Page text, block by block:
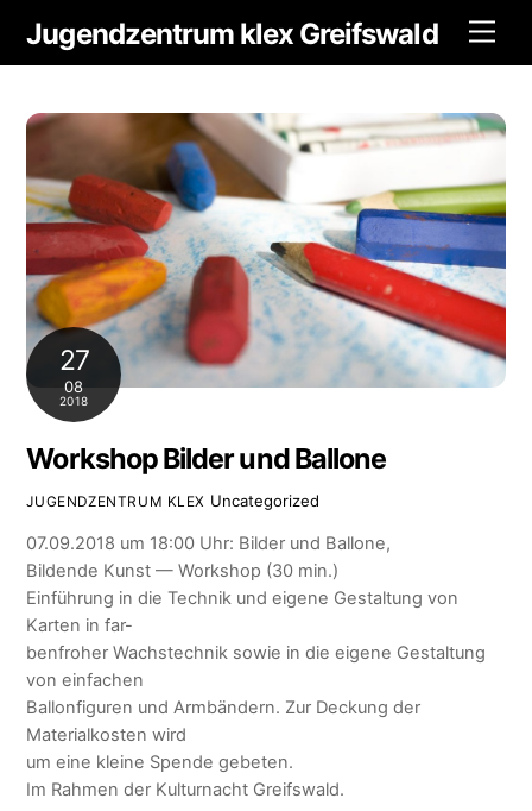
content
Jugendzentrum klex Greifswald
27
08
2018
Workshop Bilder und Ballone
JUGENDZENTRUM KLEX Uncategorized
07.09.2018 um 18:00 Uhr: Bilder und Ballone,
Bildende Kunst — Workshop (30 min.)
Einführung in die Technik und eigene Gestaltung von
Karten in far-
benfroher Wachstechnik sowie in die eigene Gestaltung
von einfachen
Ballonfiguren und Armbändern. Zur Deckung der
Materialkosten wird
um eine kleine Spende gebeten.
Im Rahmen der Kulturnacht Greifswald.